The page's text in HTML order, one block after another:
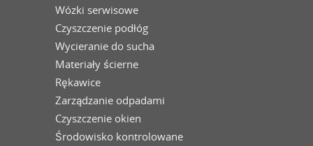
Wózki serwisowe
Czyszczenie podłóg
Wycieranie do sucha
Materiały ścierne
Rękawice
Zarządzanie odpadami
Czyszczenie okien
Środowisko kontrolowane